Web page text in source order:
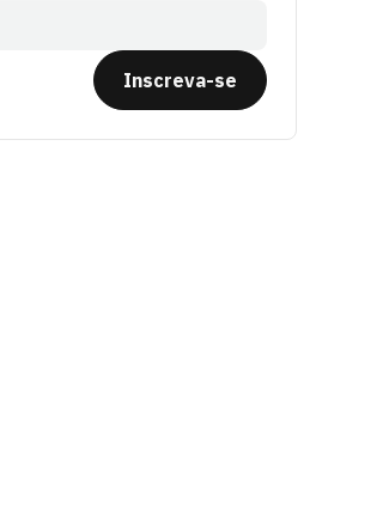
Inscreva-se